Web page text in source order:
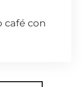
café con